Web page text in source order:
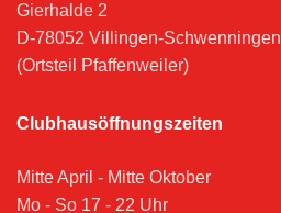
Gierhalde 2
D-78052 Villingen-Schwenningen
(Ortsteil Pfaffenweiler)
Clubhausöffnungszeiten
Mitte April - Mitte Oktober
Mo - So 17 - 22 Uhr